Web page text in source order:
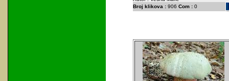
Broj klikova :906 Com :0